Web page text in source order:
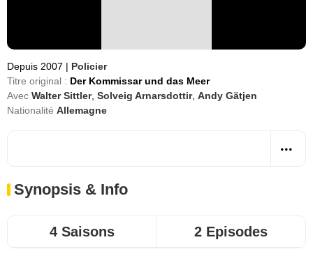
Depuis 2007 | Policier
Titre original : Der Kommissar und das Meer
Avec Walter Sittler, Solveig Arnarsdottir, Andy Gätjen
Nationalité Allemagne
Synopsis & Info
4 Saisons 2 Episodes